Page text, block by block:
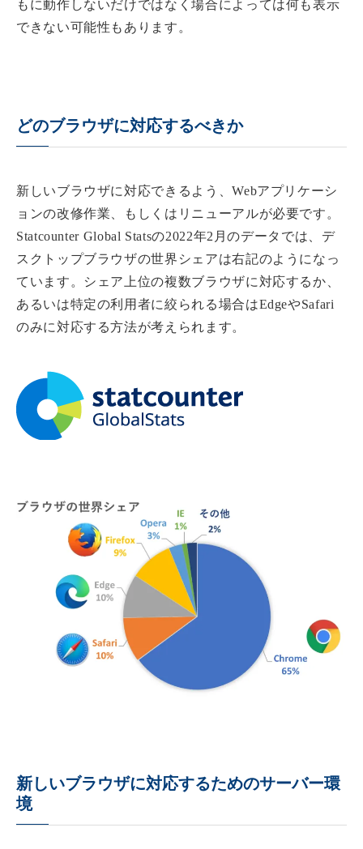
もに動作しないだけではなく場合によっては何も表示
できない可能性もあります。
どのブラウザに対応するべきか
新しいブラウザに対応できるよう、Webアプリケーシ
ョンの改修作業、もしくはリニューアルが必要です。
Statcounter Global Statsの2022年2月のデータでは、デ
スクトップブラウザの世界シェアは右記のようになっ
ています。シェア上位の複数ブラウザに対応するか、
あるいは特定の利用者に絞られる場合はEdgeやSafari
のみに対応する方法が考えられます。
新しいブラウザに対応するためのサーバー環
境